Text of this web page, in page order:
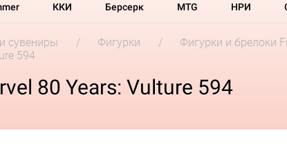
ККИ Берсерк MTG НРИ
сувениры Фигурки Фигурки и брелоки
594
80 Years: Vulture 594